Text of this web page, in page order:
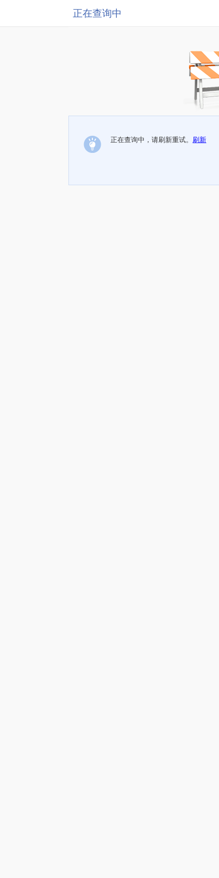
正在查询中
正在查询中，请刷新重试。 刷新